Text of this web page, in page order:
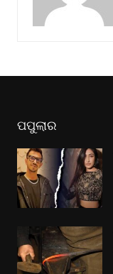
ପପୁଲାର